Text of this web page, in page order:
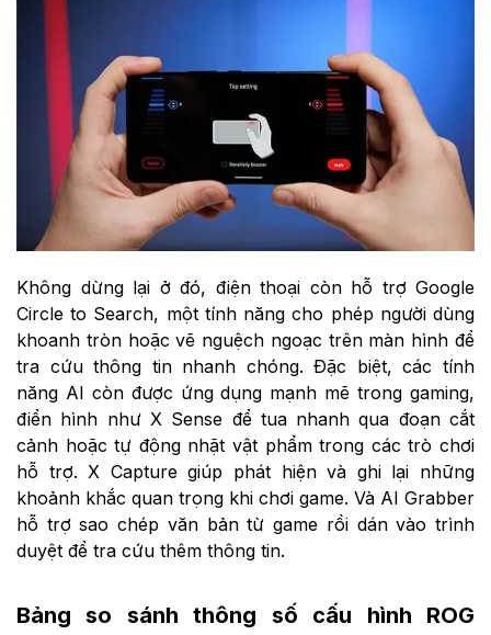
Không dừng lại ở đó, điện thoại còn hỗ trợ Google
Circle to Search, một tính năng cho phép người dùng
khoanh tròn hoặc vẽ nguệch ngoạc trên màn hình để
tra cứu thông tin nhanh chóng. Đặc biệt, các tính
năng AI còn được ứng dụng mạnh mẽ trong gaming,
điển hình như X Sense để tua nhanh qua đoạn cắt
cảnh hoặc tự động nhặt vật phẩm trong các trò chơi
hỗ trợ. X Capture giúp phát hiện và ghi lại những
khoảnh khắc quan trọng khi chơi game. Và AI Grabber
hỗ trợ sao chép văn bản từ game rồi dán vào trình
duyệt để tra cứu thêm thông tin.
Bảng so sánh thông số cấu hình ROG